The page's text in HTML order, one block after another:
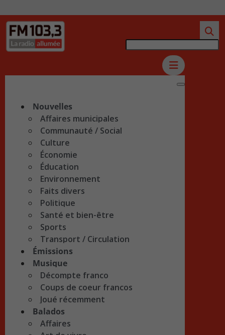
Nouvelles
Affaires municipales
Communauté / Social
Culture
Économie
Éducation
Environnement
Faits divers
Politique
Santé et bien-être
Sports
Transport / Circulation
Émissions
Musique
Décompte franco
Coups de coeur francos
Joué récemment
Balados
Affaires